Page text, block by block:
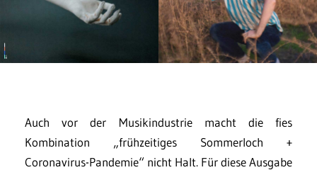
Auch vor der Musikindustrie macht die fies
Kombination „frühzeitiges Sommerloch +
Coronavirus-Pandemie“ nicht Halt. Für diese Ausgabe